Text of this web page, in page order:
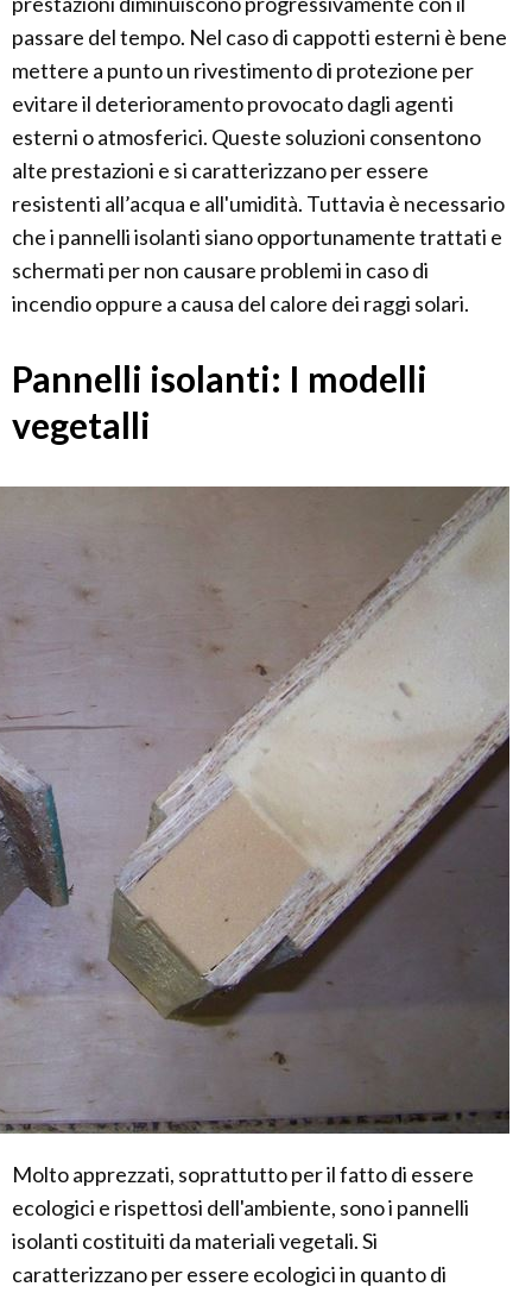
passare del tempo. Nel caso di cappotti esterni è bene
mettere a punto un rivestimento di protezione per
evitare il deterioramento provocato dagli agenti
esterni o atmosferici. Queste soluzioni consentono
alte prestazioni e si caratterizzano per essere
resistenti all’acqua e all'umidità. Tuttavia è necessario
che i pannelli isolanti siano opportunamente trattati e
schermati per non causare problemi in caso di
incendio oppure a causa del calore dei raggi solari.
Pannelli isolanti: I modelli
vegetalli
Molto apprezzati, soprattutto per il fatto di essere
ecologici e rispettosi dell'ambiente, sono i pannelli
isolanti costituiti da materiali vegetali. Si
caratterizzano per essere ecologici in quanto di